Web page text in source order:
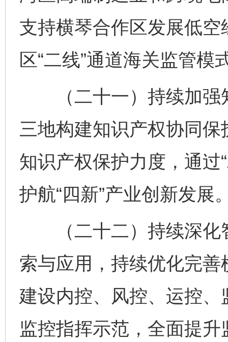
支持横琴合作区发展低
区“二线”通道海关监管模
（二十一）持续加强
三地构建知识产权协同
知识产权保护力度，通过
护航“四新”产业创新发展
（二十二）持续深化
索与应用，持续优化完
建设内控、风控、运控、
监控指挥示范，全面提
这是一记警钟！ 谢
在谋一域中谋全局
今